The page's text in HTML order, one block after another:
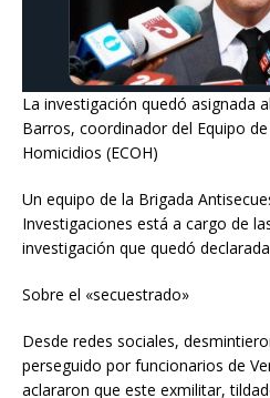
La investigación quedó asignada
Barros, coordinador del Equipo
Homicidios (ECOH)
Un equipo de la Brigada
Investigaciones está a cargo de
investigación que quedó
Sobre el «secuestrado»
Desde redes sociales,
perseguido por funcionarios de
aclararon que este exmilitar,